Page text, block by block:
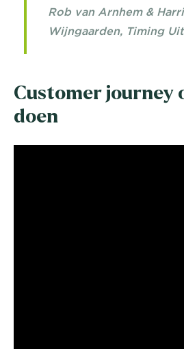
Rob van Arnhem &
Wijngaarden, Timing
Customer journey
doen